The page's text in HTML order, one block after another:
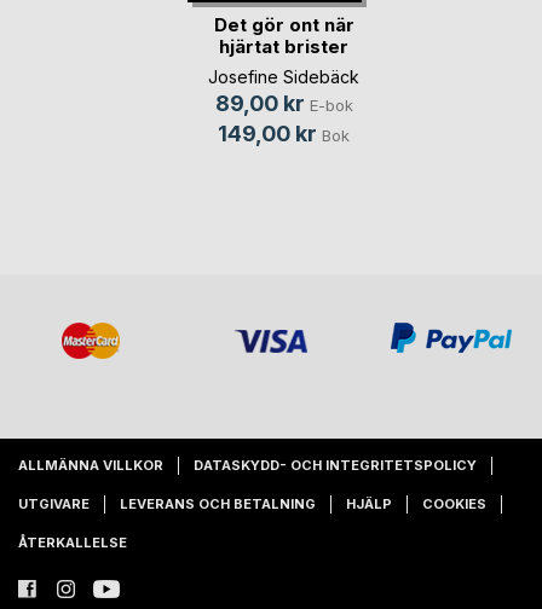
Det gör ont när
hjärtat brister
Josefine Sidebäck
89,00 kr E-bok
149,00 kr Bok
ALLMÄNNA VILLKOR DATASKYDD- OCH INTEGRITETSPOLICY
UTGIVARE LEVERANS OCH BETALNING HJÄLP COOKIES
ÅTERKALLELSE